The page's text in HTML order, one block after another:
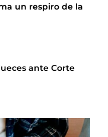
un respiro de la
ante Corte